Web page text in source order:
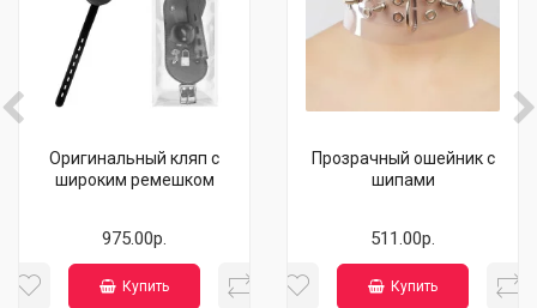
Оригинальный кляп с
широким ремешком
975.00р.
Купить
Прозрачный ошейник с
шипами
511.00р.
Купить